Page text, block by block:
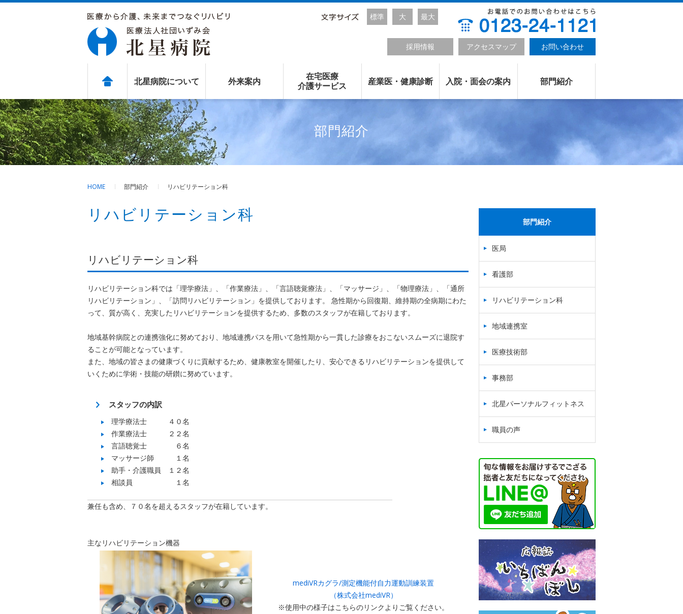
標準 大 最大
採用情報 アクセスマップ お問い合わせ
北星病院について 外来案内
在宅医療
介護サービス
産業医・健康診断 入院・面会の案内 部門紹介
部門紹介
HOME 部門紹介 リハビリテーション科
リハビリテーション科
リハビリテーション科
リハビリテーション科では「理学療法」、「作業療法」、「言語聴覚療法」、「マッサージ」、「物理療法」、「通所
リハビリテーション」、「訪問リハビリテーション」を提供しております。 急性期から回復期、維持期の全病期にわた
って、質が高く、充実したリハビリテーションを提供するため、多数のスタッフが在籍しております。
地域基幹病院との連携強化に努めており、地域連携パスを用いて急性期から一貫した診療をおこないスムーズに退院す
ることが可能となっています。
また、地域の皆さまの健康づくりに貢献するため、健康教室を開催したり、安心できるリハビリテーションを提供して
いくために学術・技能の研鑚に努めています。
スタッフの内訳
理学療法士 ４０名
作業療法士 ２２名
言語聴覚士 ６名
マッサージ師 １名
助手・介護職員 １２名
相談員 １名
兼任も含め、７０名を超えるスタッフが在籍しています。
主なリハビリテーション機器
mediVRカグラ/測定機能付自力運動訓練装置
（株式会社mediVR）
※使用中の様子はこちらのリンクよりご覧ください。
部門紹介
医局
看護部
リハビリテーション科
地域連携室
医療技術部
事務部
北星パーソナルフィットネス
職員の声